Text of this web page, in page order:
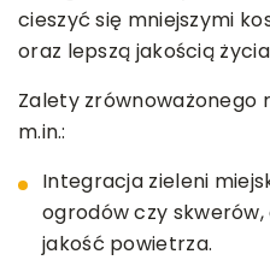
cieszyć się mniejszymi
oraz lepszą jakością
Zalety zrównoważonego
m.in.:
Integracja zieleni
ogrodów czy
jakość powietrza.